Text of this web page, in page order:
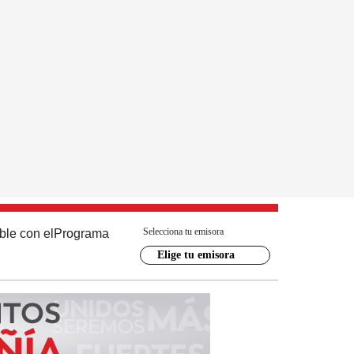
con el Programa Selecciona tu emisora
Elige tu emisora